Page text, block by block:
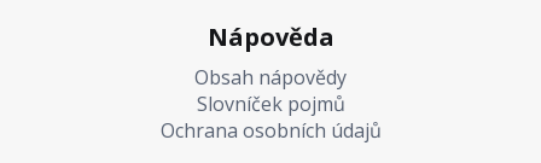
Nápověda
Obsah nápovědy
Slovníček pojmů
Ochrana osobních údajů